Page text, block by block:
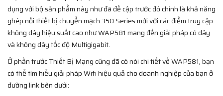
dụng với bộ sản phẩm này như đã đề cập trước đó chính là khả năng
ghép nối thiết bị chuyển mạch 350 Series mới với các điểm truy cập
không dây hiệu suất cao như WAP581 mang đến giải pháp có dây
và không dây tốc độ Multigigabit.
Ở phần trước Thiết Bị Mạng cũng đã có nói chi tiết về WAP581, bạn
có thể tìm hiểu giải pháp Wifi hiệu quả cho doanh nghiệp của bạn ở
đường link bên dưới: